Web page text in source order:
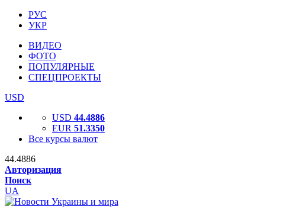
РУС
УКР
ВИДЕО
ФОТО
ПОПУЛЯРНЫЕ
СПЕЦПРОЕКТЫ
USD
USD 44.4886
EUR 51.3350
Все курсы валют
44.4886
Авторизация
Поиск
UA